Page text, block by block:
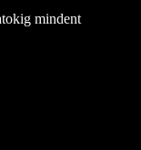
mindent